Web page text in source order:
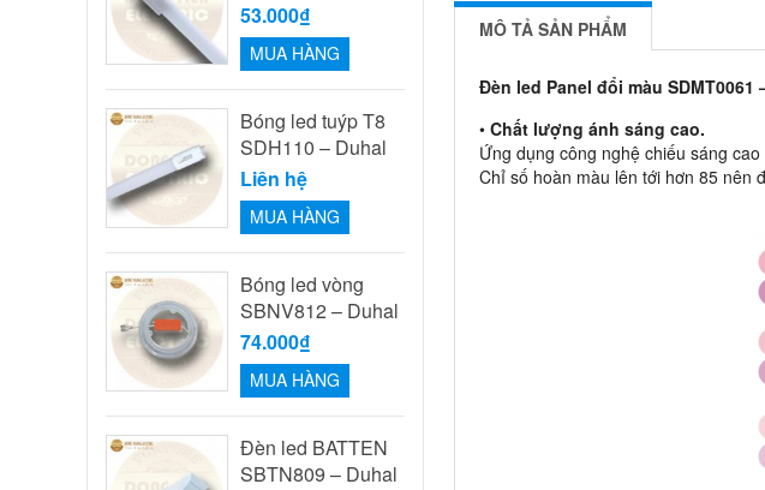
MÔ TẢ SẢN PHẨM
Đèn led Panel đổi màu SDMT0061
•Chất lượng ánh sáng cao.
Ứng dụng công nghệ chiếu sáng
Chỉ số hoàn màu lên tới hơn 85 nên
53.000₫
MUA HÀNG
Bóng led tuýp T8
SDH110 – Duhal
Liên hệ
MUA HÀNG
Bóng led vòng
SBNV812 – Duhal
74.000₫
MUA HÀNG
Đèn led BATTEN
SBTN809 – Duhal